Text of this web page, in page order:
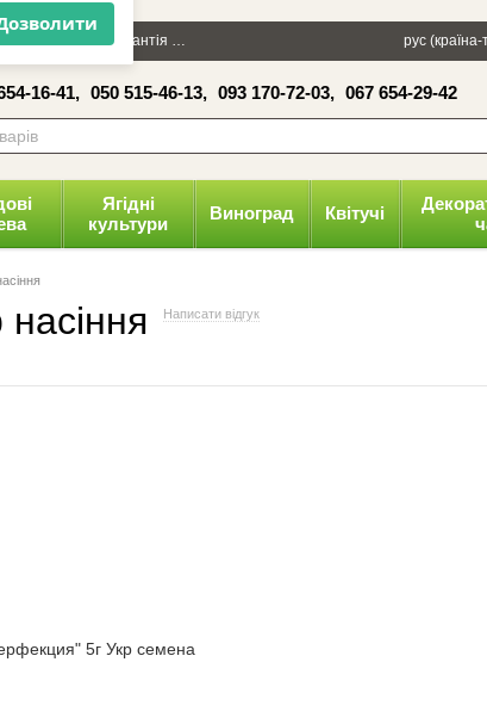
100 грн Гарантія рус
16-41, 050 515-46-13, 093 170-72-03, 067 654-29-42
Ягідні
культури
Виноград Квітучі
Написати відгук